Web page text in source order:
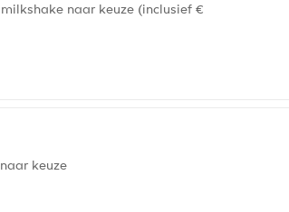
naar keuze (inclusief €
keuze